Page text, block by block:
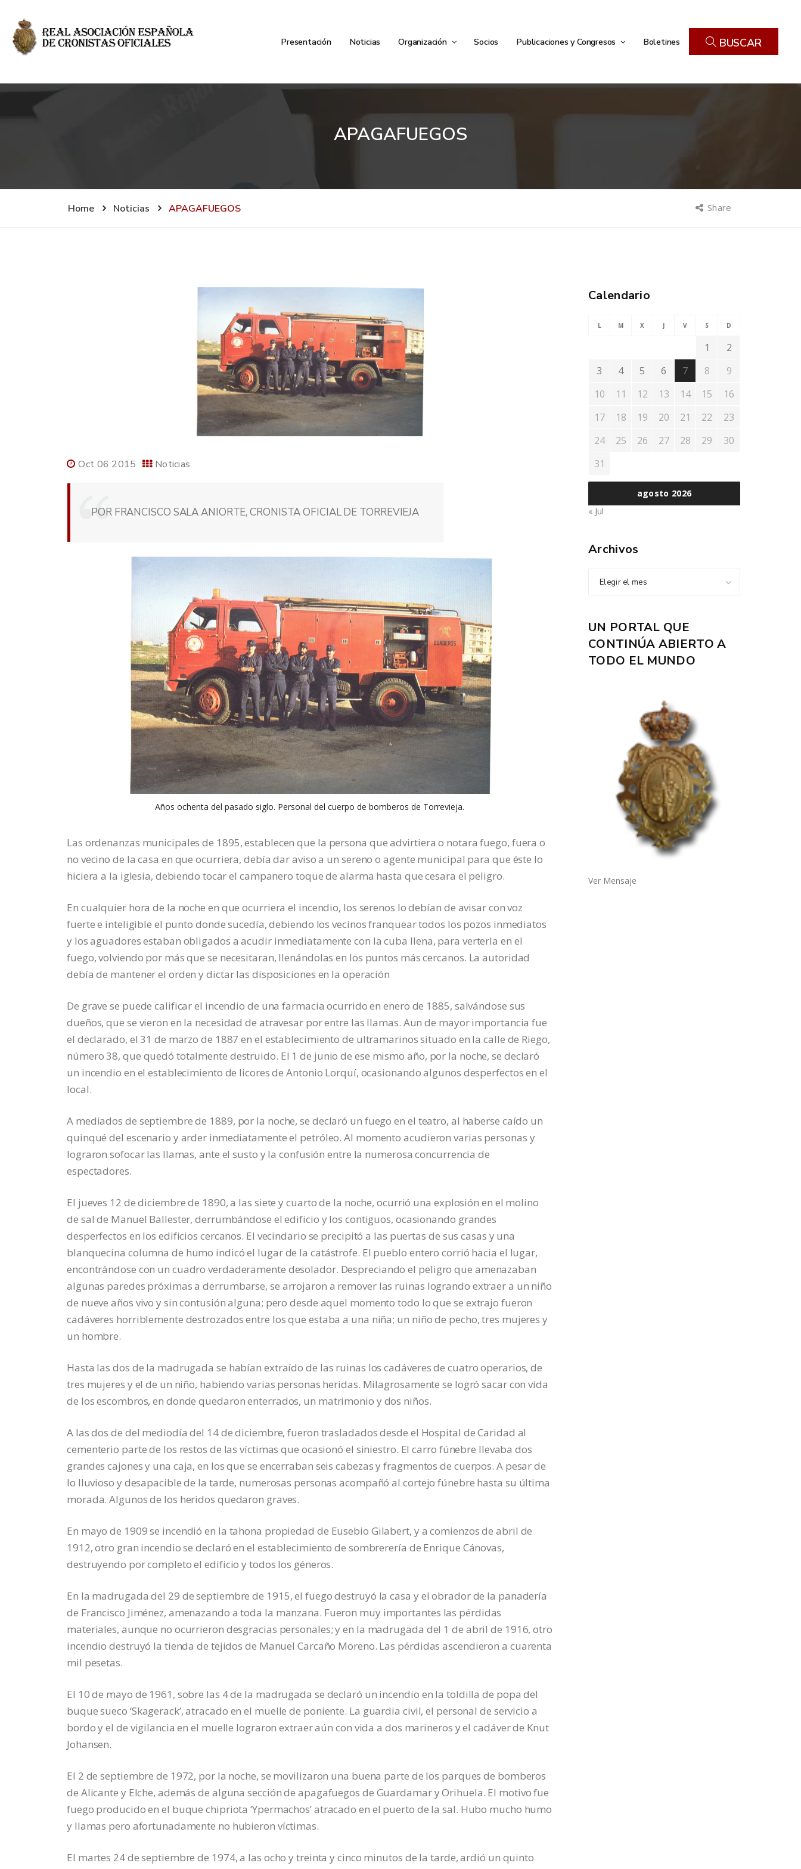
Presentación Noticias Organización Socios Publicaciones y Congresos Boletines BUSCAR
APAGAFUEGOS
Home Noticias APAGAFUEGOS Share
Oct 06 2015 Noticias
POR FRANCISCO SALA ANIORTE, CRONISTA OFICIAL DE TORREVIEJA
Años ochenta del pasado siglo. Personal del cuerpo de bomberos de Torrevieja.
Las ordenanzas municipales de 1895, establecen que la persona que advirtiera o notara fuego, fuera o
no vecino de la casa en que ocurriera, debía dar aviso a un sereno o agente municipal para que éste lo
hiciera a la iglesia, debiendo tocar el campanero toque de alarma hasta que cesara el peligro.
En cualquier hora de la noche en que ocurriera el incendio, los serenos lo debían de avisar con voz
fuerte e inteligible el punto donde sucedía, debiendo los vecinos franquear todos los pozos inmediatos
y los aguadores estaban obligados a acudir inmediatamente con la cuba llena, para verterla en el
fuego, volviendo por más que se necesitaran, llenándolas en los puntos más cercanos. La autoridad
debía de mantener el orden y dictar las disposiciones en la operación
De grave se puede calificar el incendio de una farmacia ocurrido en enero de 1885, salvándose sus
dueños, que se vieron en la necesidad de atravesar por entre las llamas. Aun de mayor importancia fue
el declarado, el 31 de marzo de 1887 en el establecimiento de ultramarinos situado en la calle de Riego,
número 38, que quedó totalmente destruido. El 1 de junio de ese mismo año, por la noche, se declaró
un incendio en el establecimiento de licores de Antonio Lorquí, ocasionando algunos desperfectos en el
local.
A mediados de septiembre de 1889, por la noche, se declaró un fuego en el teatro, al haberse caído un
quinqué del escenario y arder inmediatamente el petróleo. Al momento acudieron varias personas y
lograron sofocar las llamas, ante el susto y la confusión entre la numerosa concurrencia de
espectadores.
El jueves 12 de diciembre de 1890, a las siete y cuarto de la noche, ocurrió una explosión en el molino
de sal de Manuel Ballester, derrumbándose el edificio y los contiguos, ocasionando grandes
desperfectos en los edificios cercanos. El vecindario se precipitó a las puertas de sus casas y una
blanquecina columna de humo indicó el lugar de la catástrofe. El pueblo entero corrió hacia el lugar,
encontrándose con un cuadro verdaderamente desolador. Despreciando el peligro que amenazaban
algunas paredes próximas a derrumbarse, se arrojaron a remover las ruinas logrando extraer a un niño
de nueve años vivo y sin contusión alguna; pero desde aquel momento todo lo que se extrajo fueron
cadáveres horriblemente destrozados entre los que estaba a una niña; un niño de pecho, tres mujeres y
un hombre.
Hasta las dos de la madrugada se habían extraído de las ruinas los cadáveres de cuatro operarios, de
tres mujeres y el de un niño, habiendo varias personas heridas. Milagrosamente se logró sacar con vida
de los escombros, en donde quedaron enterrados, un matrimonio y dos niños.
A las dos de del mediodía del 14 de diciembre, fueron trasladados desde el Hospital de Caridad al
cementerio parte de los restos de las víctimas que ocasionó el siniestro. El carro fúnebre llevaba dos
grandes cajones y una caja, en los que se encerraban seis cabezas y fragmentos de cuerpos. A pesar de
lo lluvioso y desapacible de la tarde, numerosas personas acompañó al cortejo fúnebre hasta su última
morada. Algunos de los heridos quedaron graves.
En mayo de 1909 se incendió en la tahona propiedad de Eusebio Gilabert, y a comienzos de abril de
1912, otro gran incendio se declaró en el establecimiento de sombrerería de Enrique Cánovas,
destruyendo por completo el edificio y todos los géneros.
En la madrugada del 29 de septiembre de 1915, el fuego destruyó la casa y el obrador de la panadería
de Francisco Jiménez, amenazando a toda la manzana. Fueron muy importantes las pérdidas
materiales, aunque no ocurrieron desgracias personales; y en la madrugada del 1 de abril de 1916, otro
incendio destruyó la tienda de tejidos de Manuel Carcaño Moreno. Las pérdidas ascendieron a cuarenta
mil pesetas.
El 10 de mayo de 1961, sobre las 4 de la madrugada se declaró un incendio en la toldilla de popa del
buque sueco ‘Skagerack’, atracado en el muelle de poniente. La guardia civil, el personal de servicio a
bordo y el de vigilancia en el muelle lograron extraer aún con vida a dos marineros y el cadáver de Knut
Johansen.
El 2 de septiembre de 1972, por la noche, se movilizaron una buena parte de los parques de bomberos
de Alicante y Elche, además de alguna sección de apagafuegos de Guardamar y Orihuela. El motivo fue
fuego producido en el buque chipriota ‘Ypermachos’ atracado en el puerto de la sal. Hubo mucho humo
y llamas pero afortunadamente no hubieron víctimas.
El martes 24 de septiembre de 1974, a las ocho y treinta y cinco minutos de la tarde, ardió un quinto
Calendario
agosto 2026
L M X J V S D
1
2
3
4 5 6 7 8
9
10
11 12 13 14 15
16
17
18 19 20 21 22
23
24
25 26 27 28 29
30
31
« Jul
Archivos
Elegir el mes
UN PORTAL QUE
CONTINÚA ABIERTO A
TODO EL MUNDO
Ver Mensaje